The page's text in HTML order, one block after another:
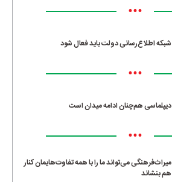
•••
شبکه اطلاع‌رسانی دولت باید فعال شود
•••
دیپلماسی هم‌چنان ادامه میدان است
•••
میراث‌فرهنگی می‌تواند ما را با همه تفاوت‌هایمان کنار
هم بنشاند